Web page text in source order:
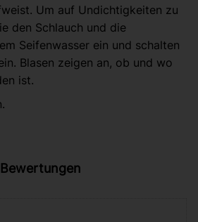
Um auf Undichtigkeiten zu
den Schlauch und die
Seifenwasser ein und schalten
Blasen zeigen an, ob und wo
ist.
Bewertungen